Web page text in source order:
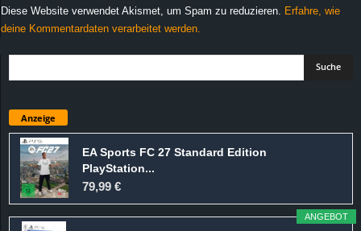
Diese Website verwendet Akismet, um Spam zu reduzieren.
Erfahre, wie
deine Kommentardaten verarbeitet werden.
Anzeige
EA Sports FC 27 Standard Edition
PlayStation...
79,99 €
ANGEBOT